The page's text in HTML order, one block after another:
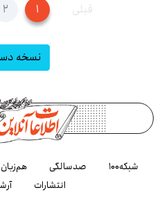
قبلی ۱ ۲
نسخه
شبکه۱۰۰ صدسالگی هم‌زبان
انتشارات